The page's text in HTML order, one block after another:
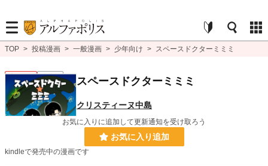
TOP > 投稿漫画 > 一般漫画 > 少年向け > スペースドクターミミミ
少年向け 連載中 スペースドクターミミミ
クリスティーヌ中島
お気に入りに追加して更新通知を受け取ろう
お気に入り追加
kindleで発売中の漫画です